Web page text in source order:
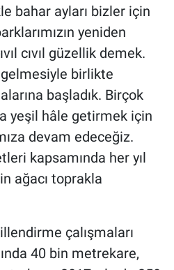
bahar ayları bizler için
yeniden
cıvıl güzellik demek.
birlikte
başladık. Birçok
yeşil hâle getirmek için
devam edeceğiz.
kapsamında her yıl
ağacı toprakla
çalışmaları
40 bin metrekare,